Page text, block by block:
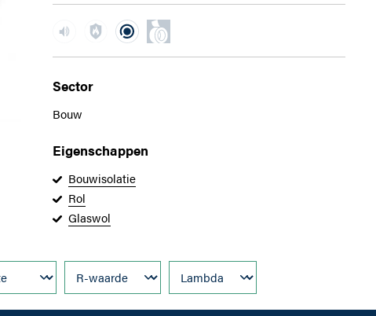
Sector
Bouw
Eigenschappen
Bouwisolatie
Rol
Glaswol